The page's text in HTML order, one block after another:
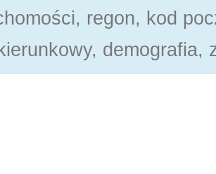
regon, kod
kierunkowy, demografia,